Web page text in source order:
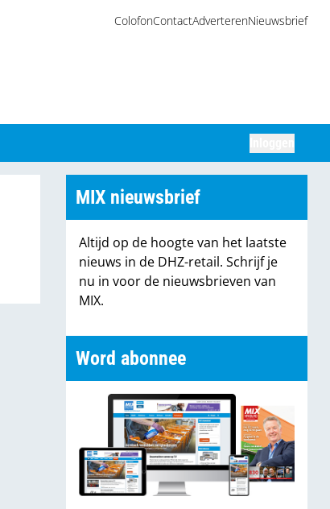
ColofonContactAdverterenNieuwsbrief
MIX nieuwsbrief
Altijd op de hoogte van het laatste
nieuws in de DHZ-retail. Schrijf je
nu in voor de nieuwsbrieven van
MIX.
Word abonnee